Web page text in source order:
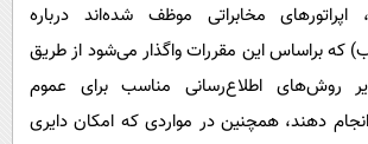
مخابراتی موظف شده‌اند درباره
که براساس این مقررات واگذار می‌شود از طریق
روش‌های اطلاع‌رسانی مناسب‌ برای عموم
انجام دهند، همچنین در مواردی که امکان دایری